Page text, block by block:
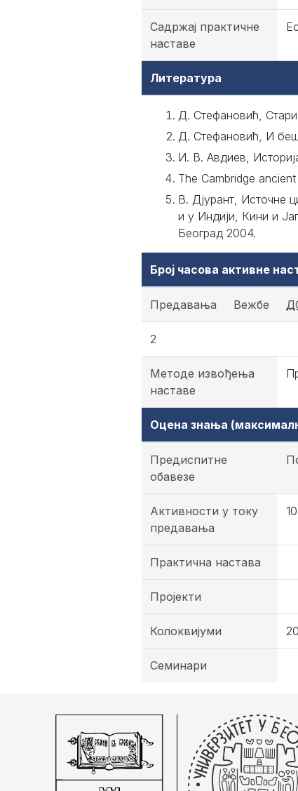
Садржај практичне
наставе
Литература
Д. Стефановић,
Д. Стефановић, И
И. В. Авдиев,
The Cambridge
В. Дјурант, Источне
и у Индији, Кини и
Београд 2004.
Број часова активне
Предавања Вежбе
2
Методе извођења
наставе
Оцена знања
Предиспитне
обавезе
Активности у току
предавања
10
Практична настава
Пројекти
Колоквијуми 20
Семинари